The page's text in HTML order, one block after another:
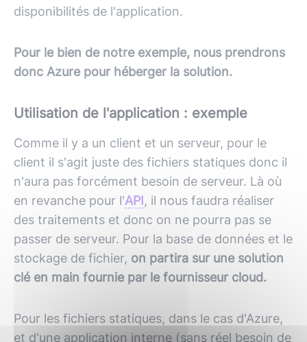
disponibilités de l'application.
Pour le bien de notre exemple, nous prendrons
donc Azure pour héberger la solution.
Utilisation de l'application : exemple
Comme il y a un client et un serveur, pour le
client il s'agit juste des fichiers statiques donc il
n'aura pas forcément besoin de serveur. Là où
en revanche pour l'API , il nous faudra réaliser
des traitements et donc on ne pourra pas se
passer de serveur. Pour la base de données et le
stockage de fichier, on partira sur une solution
clé en main fournie par le fournisseur cloud.
Pour les fichiers statiques, dans le cas d'Azure,
et d'une application interne (sans réel besoin de